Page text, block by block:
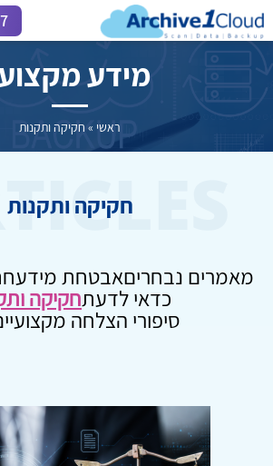
מידע
ראשי » חקיקה ותקנות
חקיקה ותקנות
מאמרים נבחריםאבטחת מידע
כדאי לדעתחקיקה
סיפורי הצלחה